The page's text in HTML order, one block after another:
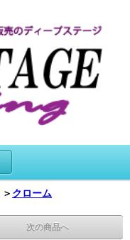
＞ クローム
次の商品へ